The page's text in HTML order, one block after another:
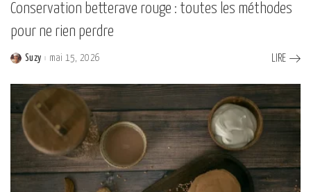
Conservation betterave rouge : toutes les méthodes
pour ne rien perdre
Posted
Suzy mai 15, 2026 LIRE